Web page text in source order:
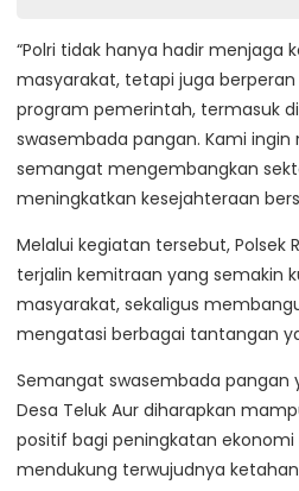
“Polri tidak hanya hadir menjaga
masyarakat, tetapi juga
program pemerintah, termasuk
swasembada pangan. Kami
semangat mengembangkan
meningkatkan kesejahteraan
Melalui kegiatan tersebut, Polsek
terjalin kemitraan yang semakin
masyarakat, sekaligus
mengatasi berbagai tantangan
Semangat swasembada pangan
Desa Teluk Aur diharapkan
positif bagi peningkatan
mendukung terwujudnya